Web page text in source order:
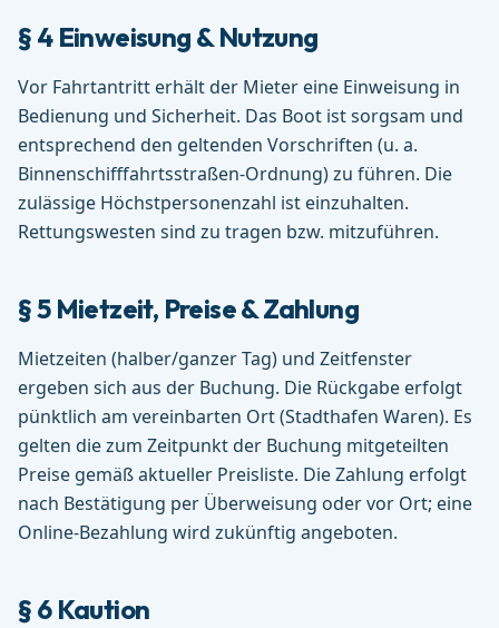
§ 4 Einweisung & Nutzung
Vor Fahrtantritt erhält der Mieter eine Einweisung in
Bedienung und Sicherheit. Das Boot ist sorgsam und
entsprechend den geltenden Vorschriften (u. a.
Binnenschifffahrtsstraßen-Ordnung) zu führen. Die
zulässige Höchstpersonenzahl ist einzuhalten.
Rettungswesten sind zu tragen bzw. mitzuführen.
§ 5 Mietzeit, Preise & Zahlung
Mietzeiten (halber/ganzer Tag) und Zeitfenster
ergeben sich aus der Buchung. Die Rückgabe erfolgt
pünktlich am vereinbarten Ort (Stadthafen Waren). Es
gelten die zum Zeitpunkt der Buchung mitgeteilten
Preise gemäß aktueller Preisliste. Die Zahlung erfolgt
nach Bestätigung per Überweisung oder vor Ort; eine
Online-Bezahlung wird zukünftig angeboten.
§ 6 Kaution